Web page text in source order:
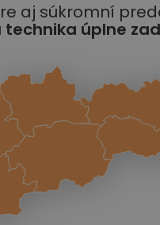
aj súkromní
úplne